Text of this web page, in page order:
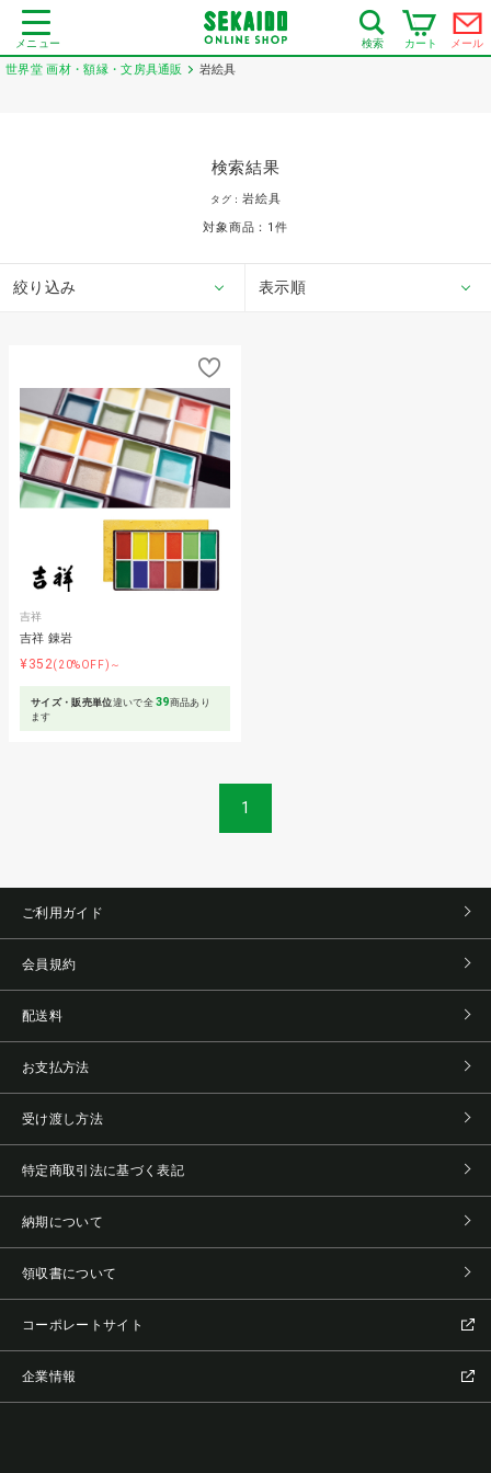
メニュー 検索 カート メール
世界堂 画材・額縁・文房具通販 岩絵具
検索結果
タグ： 岩絵具
対象商品： 1 件
絞り込み 表示順
吉祥
吉祥 錬岩
¥352(20%OFF)～
サイズ・販売単位違いで全39商品あり
ます
1
ご利用ガイド
会員規約
配送料
お支払方法
受け渡し方法
特定商取引法に基づく表記
納期について
領収書について
コーポレートサイト
企業情報